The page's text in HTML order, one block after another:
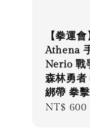
【拳運會
Athena
Nerio 戰
森林勇者
綁帶 拳擊
Regular
NT$ 600